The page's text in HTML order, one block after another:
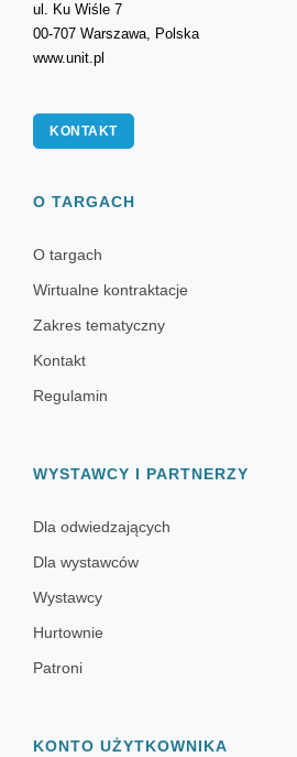
ul. Ku Wiśle 7
00-707 Warszawa, Polska
www.unit.pl
KONTAKT
O TARGACH
O targach
Wirtualne kontraktacje
Zakres tematyczny
Kontakt
Regulamin
WYSTAWCY I PARTNERZY
Dla odwiedzających
Dla wystawców
Wystawcy
Hurtownie
Patroni
KONTO UŻYTKOWNIKA